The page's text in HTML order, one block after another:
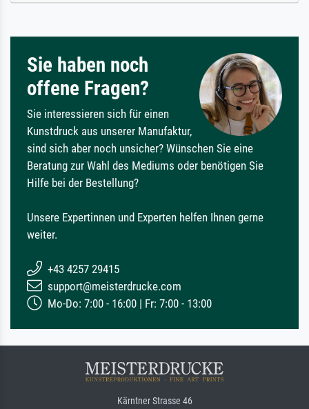
Sie haben noch
offene Fragen?
Sie interessieren sich für einen
Kunstdruck aus unserer Manufaktur,
sind sich aber noch unsicher? Wünschen Sie eine
Beratung zur Wahl des Mediums oder benötigen Sie
Hilfe bei der Bestellung?
Unsere Expertinnen und Experten helfen Ihnen gerne
weiter.
+43 4257 29415
support@meisterdrucke.com
Mo-Do: 7:00 - 16:00 | Fr: 7:00 - 13:00
Kärntner Strasse 46